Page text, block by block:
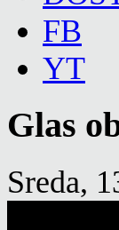
FB
YT
Glas
Sreda,